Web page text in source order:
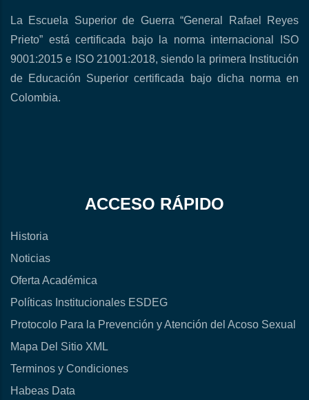
La Escuela Superior de Guerra “General Rafael Reyes
Prieto” está certificada bajo la norma internacional ISO
9001:2015 e ISO 21001:2018, siendo la primera Institución
de Educación Superior certificada bajo dicha norma en
Colombia.
ACCESO RÁPIDO
Historia
Noticias
Oferta Académica
Políticas Institucionales ESDEG
Protocolo Para la Prevención y Atención del Acoso Sexual
Mapa Del Sitio XML
Terminos y Condiciones
Habeas Data